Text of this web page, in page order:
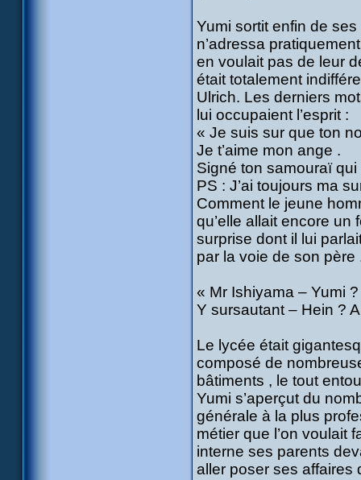
Yumi sortit enfin de
n’adressa
en voulait pas de leur
était totalement
Ulrich. Les derniers
lui occupaient l’esprit :
« Je suis sur que ton
Je t’aime mon ange .
Signé ton samouraï qui
PS : J’ai toujours ma
Comment le jeune
qu’elle allait encore
surprise dont il lui
par la voie de son père
« Mr Ishiyama – Yumi
Y sursautant – Hein ?
Le lycée était
composé de
bâtiments , le tout
Yumi s’aperçut du
générale à la plus
métier que l’on voulait
interne ses parents
aller poser ses affaires